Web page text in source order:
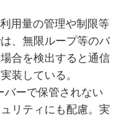
用量の管理や制限等
、無限ループ等のバ
合を検出すると通信
装している。
ーで保管されない
リティにも配慮。実